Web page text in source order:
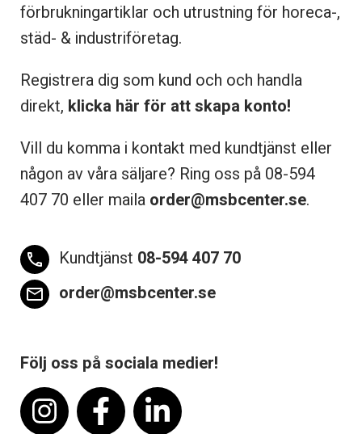
förbrukningartiklar och utrustning för horeca-,
städ- & industriföretag.
Registrera dig som kund och och handla
direkt, klicka här för att skapa konto!
Vill du komma i kontakt med kundtjänst eller
någon av våra säljare? Ring oss på 08-594
407 70 eller maila order@msbcenter.se.
phone Kundtjänst 08-594 407 70
email order@msbcenter.se
Följ oss på sociala medier!